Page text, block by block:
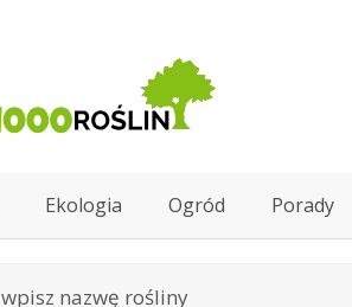
Ekologia Ogród Porady